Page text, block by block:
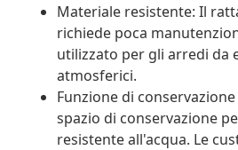
Materiale resistente: Il
richiede poca
utilizzato per gli arredi da
atmosferici.
Funzione di
spazio di conservazione
resistente all'acqua. Le